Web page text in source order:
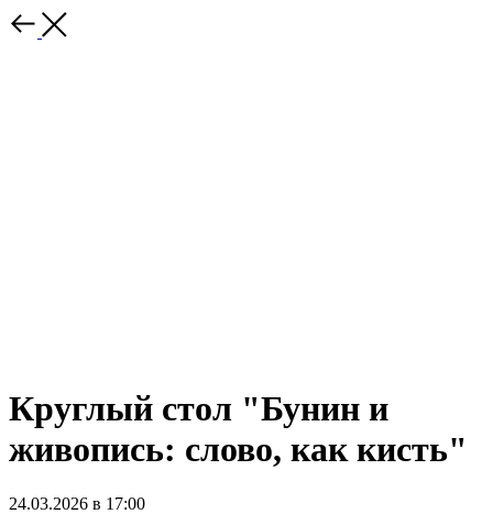
Круглый стол "Бунин и
живопись: слово, как кисть"
24.03.2026 в 17:00